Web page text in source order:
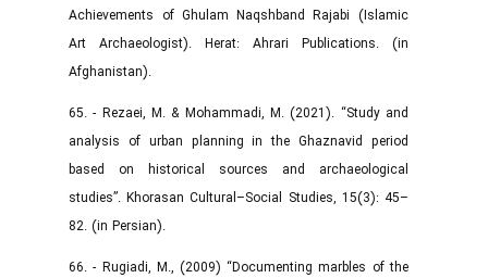
Achievements of Ghulam Naqshband Rajabi (Islamic
Art Archaeologist). Herat: Ahrari Publications. (in
Afghanistan).
65. - Rezaei, M. & Mohammadi, M. (2021). “Study and
analysis of urban planning in the Ghaznavid period
based on historical sources and archaeological
studies”. Khorasan Cultural–Social Studies, 15(3): 45–
82. (in Persian).
66. - Rugiadi, M., (2009) “Documenting marbles of the